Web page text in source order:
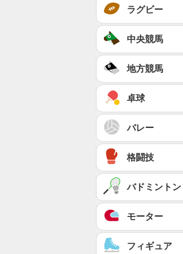
ラグビー
中央競馬
地方競馬
卓球
バレー
格闘技
バドミントン
モーター
フィギュア